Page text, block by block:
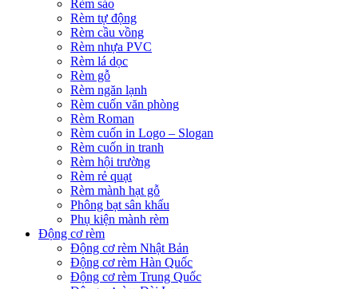
Rèm sáo
Rèm tự động
Rèm cầu vồng
Rèm nhựa PVC
Rèm lá dọc
Rèm gỗ
Rèm ngăn lạnh
Rèm cuốn văn phòng
Rèm Roman
Rèm cuốn in Logo – Slogan
Rèm cuốn in tranh
Rèm hội trường
Rèm rẻ quạt
Rèm mành hạt gỗ
Phông bạt sân khấu
Phụ kiện mành rèm
Động cơ rèm
Động cơ rèm Nhật Bản
Động cơ rèm Hàn Quốc
Động cơ rèm Trung Quốc